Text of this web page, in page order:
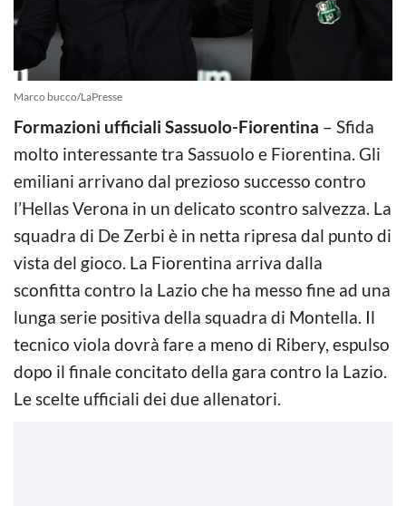
Marco bucco/LaPresse
Formazioni ufficiali Sassuolo-Fiorentina – Sfida
molto interessante tra Sassuolo e Fiorentina. Gli
emiliani arrivano dal prezioso successo contro
l’Hellas Verona in un delicato scontro salvezza. La
squadra di De Zerbi è in netta ripresa dal punto di
vista del gioco. La Fiorentina arriva dalla
sconfitta contro la Lazio che ha messo fine ad una
lunga serie positiva della squadra di Montella. Il
tecnico viola dovrà fare a meno di Ribery, espulso
dopo il finale concitato della gara contro la Lazio.
Le scelte ufficiali dei due allenatori.